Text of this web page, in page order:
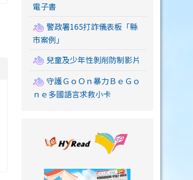
電子書
警政署165打詐儀表板「縣
市案例」
兒童及少年性剝削防制影片
守護ＧｏＯｎ暴力ＢｅＧｏ
ｎｅ多國語言求救小卡